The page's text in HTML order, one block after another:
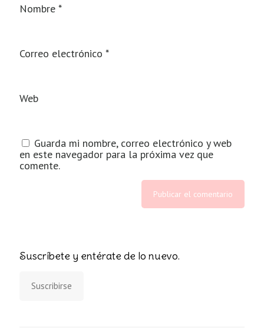
Nombre *
Correo electrónico *
Web
Guarda mi nombre, correo electrónico y web
en este navegador para la próxima vez que
comente.
Suscríbete y entérate de lo nuevo.
Suscribirse